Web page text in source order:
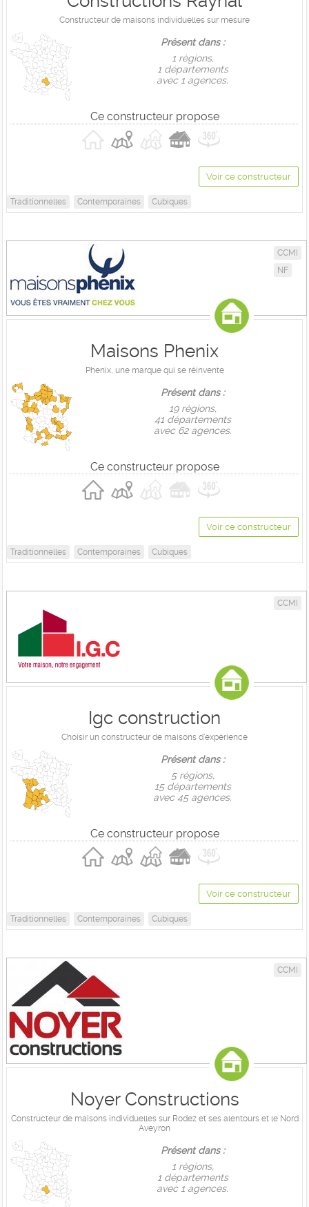
Constructeur de maisons individuelles sur mesure
Présent dans :
1 règions,
1 départements
avec 1 agences.
Ce constructeur propose
Voir ce constructeur
Traditionnelles Contemporaines Cubiques
CCMI
NF
Maisons Phenix
Phenix, une marque qui se réinvente
Présent dans :
19 règions,
41 départements
avec 62 agences.
Ce constructeur propose
Voir ce constructeur
Traditionnelles Contemporaines Cubiques
CCMI
Igc construction
Choisir un constructeur de maisons d'expérience
Présent dans :
5 règions,
15 départements
avec 45 agences.
Ce constructeur propose
Voir ce constructeur
Traditionnelles Contemporaines Cubiques
CCMI
Noyer Constructions
Constructeur de maisons individuelles sur Rodez et ses alentours et le Nord
Aveyron
Présent dans :
1 règions,
1 départements
avec 1 agences.